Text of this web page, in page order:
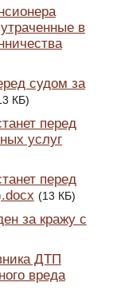
в
судом за
КБ)
перед
услуг
перед
(13 КБ)
за кражу с
ДТП
вреда